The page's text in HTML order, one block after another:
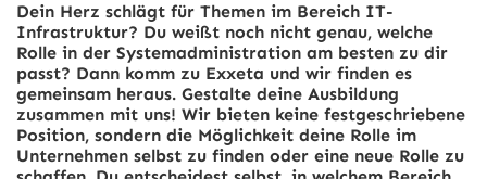
Dein Herz schlägt für Themen im Bereich IT-
Infrastruktur? Du weißt noch nicht genau, welche
Rolle in der Systemadministration am besten zu dir
passt? Dann komm zu Exxeta und wir finden es
gemeinsam heraus. Gestalte deine Ausbildung
zusammen mit uns! Wir bieten keine festgeschriebene
Position, sondern die Möglichkeit deine Rolle im
Unternehmen selbst zu finden oder eine neue Rolle zu